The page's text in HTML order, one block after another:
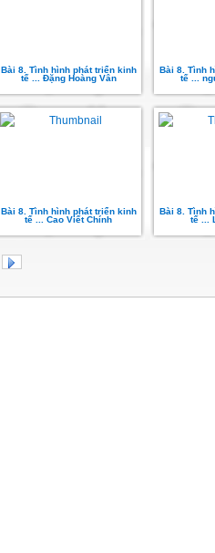
Bài 8. Tình hình phát triển kinh
tế ... Đặng Hoàng Vân
Bài 8. Tình
tế ...
Bài 8. Tình hình phát triển kinh
tế ... Cao Viết Chính
Bài 8. Tình
tế ...